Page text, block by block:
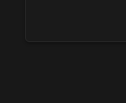
Virtual Calais - salon du
numériques 2026